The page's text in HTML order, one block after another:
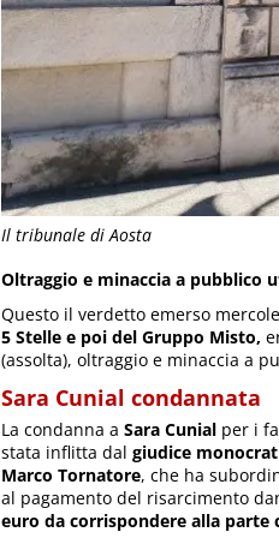
Il tribunale di Aosta
Oltraggio e minaccia a pubblico
Questo il verdetto emerso
5 Stelle e poi del Gruppo Misto,
(assolta), oltraggio e minaccia a
Sara Cunial condannata
La condanna a Sara Cunial per i
stata inflitta dal giudice
Marco Tornatore, che ha
al pagamento del risarcimento
euro da corrispondere alla parte